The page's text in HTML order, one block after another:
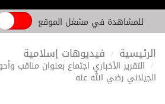
للمشاهدة في مشغل الموقع
الرئيسية فيديوهات إسلامية
التقرير الأخباري اجتماع بعنوان مناقب
الجيلاني رضي الله عنه